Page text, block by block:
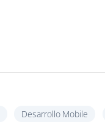
Desarrollo Mobile